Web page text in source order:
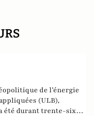
de l’énergie
(ULB),
été durant trente-six